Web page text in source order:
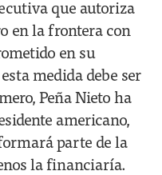
que autoriza
en la frontera con
en su
medida debe ser
Peña Nieto ha
americano,
parte de la
la financiaría.